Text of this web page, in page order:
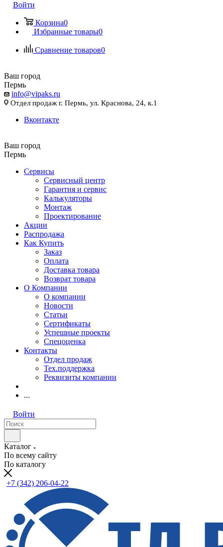
Войти
Корзина0
Избранные товары0
Сравнение товаров0
Ваш город
Пермь
info@vipaks.ru
Отдел продаж г. Пермь, ул. Краснова, 24, к.1
Вконтакте
Ваш город
Пермь
Сервисы
Сервисный центр
Гарантия и сервис
Калькуляторы
Монтаж
Проектирование
Акции
Распродажа
Как Купить
Заказ
Оплата
Доставка товара
Возврат товара
О Компании
О компании
Новости
Статьи
Сертификаты
Успешные проекты
Спецоценка
Контакты
Отдел продаж
Тех.поддержка
Реквизиты компании
...
Войти
Каталог
По всему сайту
По каталогу
+7 (342) 206-04-22